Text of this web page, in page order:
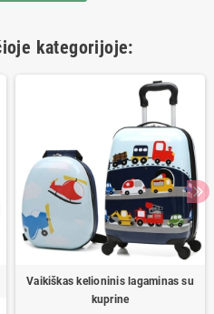
kategorijoje:
Vaikiškas kelioninis lagaminas su
kuprine